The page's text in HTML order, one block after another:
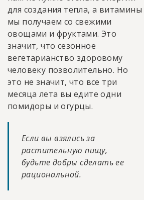
для создания тепла, а витамины
мы получаем со свежими
овощами и фруктами. Это
значит, что сезонное
вегетарианство здоровому
человеку позволительно. Но
это не значит, что все три
месяца лета вы едите одни
помидоры и огурцы.
Если вы взялись за
растительную пищу,
будьте добры сделать ее
рациональной.